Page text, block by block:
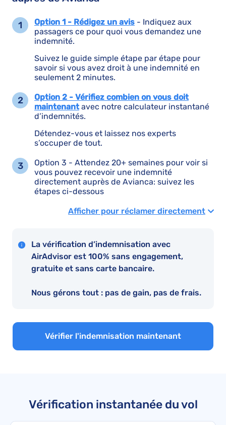
Option 1 - Rédigez un avis - Indiquez aux
passagers ce pour quoi vous demandez une
indemnité.
Suivez le guide simple étape par étape pour
savoir si vous avez droit à une indemnité en
seulement 2 minutes.
Option 2 - Vérifiez combien on vous doit
maintenantavec notre calculateur instantané
d’indemnités.
Détendez-vous et laissez nos experts
s’occuper de tout.
Option 3 - Attendez 20+ semaines pour voir si
vous pouvez recevoir une indemnité
directement auprès de Avianca: suivez les
étapes ci-dessous
Afficher pour réclamer directement
La vérification d’indemnisation avec
AirAdvisor est 100% sans engagement,
gratuite et sans carte bancaire.
Nous gérons tout : pas de gain, pas de frais.
Vérifier l'indemnisation maintenant
Vérification instantanée du vol